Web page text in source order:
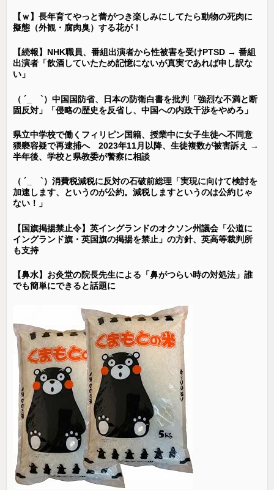
【ｗ】長年育てやっと蕾がつき楽しみにしてたら動物の死肉に
擬態（外観・腐肉臭）する花が！
【続報】NHK職員、番組出演者から性被害を受けPTSD → 番組
出演者「飲酒していたため記憶にないが真実であれば申し訳な
い」
（ ´_ゝ`）中国国防省、日本の防衛白書を批判「強烈な不満と断
固反対」「侵略の歴史を反省し、中国への内政干渉をやめろ」
県立中学校で働くフィリピン国籍、授業中に女子生徒へ不同意
猥褻容疑で再逮捕へ 2023年11月以降、生徒複数が被害訴え →
半年後、学校と県教委が警察に相談
（ ´_ゝ`）消費税減税に反対の石破前総理「実現に向けて検討を
加速します、というのが公約。減税しますというのは公約じゃ
ない！」
【国旗掲揚禁止令】英イングランドのオクソン州議会「公道に
イングランド旗・英国旗の掲揚を禁止」の方針、英高等裁判所
も支持
【鼻水】お灸堂の院長先生による「鼻がつらい時の対処法」誰
でも簡単にできると話題に